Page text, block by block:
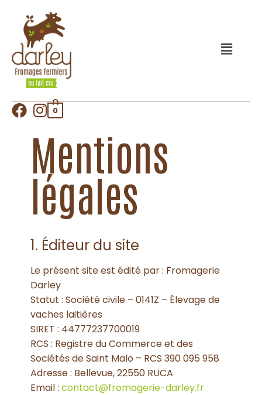
0
Mentions
légales
1. Éditeur du site
Le présent site est édité par : Fromagerie
Darley
Statut : Société civile – 0141Z – Élevage de
vaches laitières
SIRET : 44777237700019
RCS : Registre du Commerce et des
Sociétés de Saint Malo – RCS 390 095 958
Adresse : Bellevue, 22550 RUCA
Email : contact@fromagerie-darley.fr